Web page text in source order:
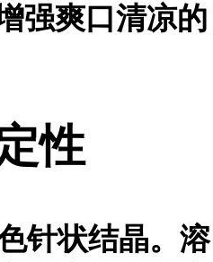
强爽口清凉的
性
针状结晶。溶